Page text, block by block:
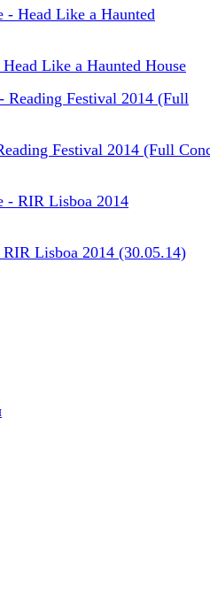
Like a Haunted House
Festival 2014 (Full
Lisboa 2014 (30.05.14)